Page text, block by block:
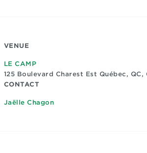
VENUE
LE CAMP
125 Boulevard Charest Est Québec, QC,
CONTACT
Jaëlle Chagon